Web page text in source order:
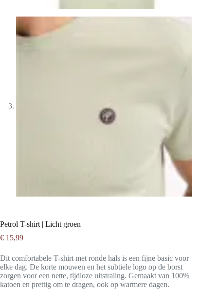
Petrol T-shirt | Licht groen
€ 15,99
Dit comfortabele T-shirt met ronde hals is een fijne basic voor
elke dag. De korte mouwen en het subtiele logo op de borst
zorgen voor een nette, tijdloze uitstraling. Gemaakt van 100%
katoen en prettig om te dragen, ook op warmere dagen.